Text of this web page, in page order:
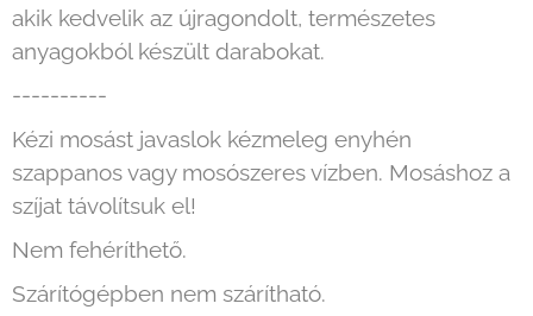
akik kedvelik az újragondolt, természetes
anyagokból készült darabokat.
----------
Kézi mosást javaslok kézmeleg enyhén
szappanos vagy mosószeres vízben. Mosáshoz a
szíjat távolítsuk el!
Nem fehéríthető.
Szárítógépben nem szárítható.